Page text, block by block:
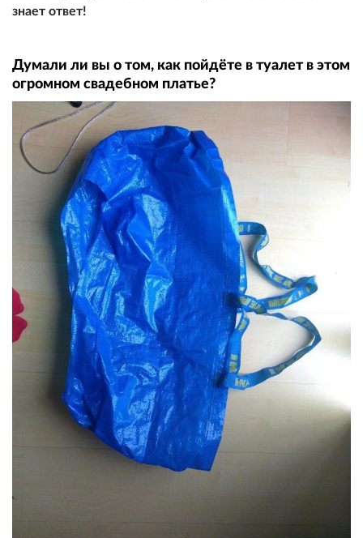
знает ответ!
Думали ли вы о том, как пойдёте в туалет в этом
огромном свадебном платье?